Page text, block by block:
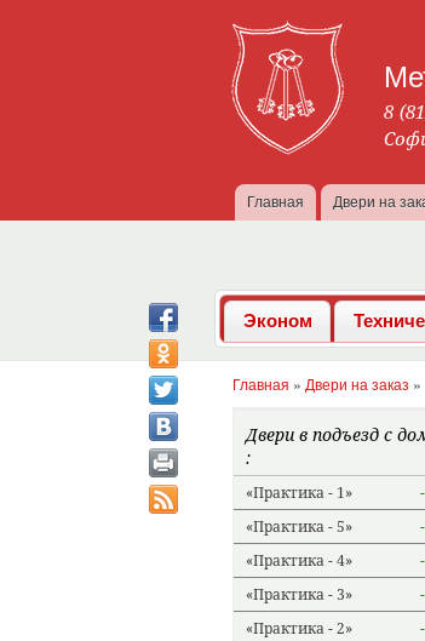
8
Главное меню
Главная Двери на
Эконом
Вы здесь
Главная » Двери на заказ »
Двери в подъезд с
Практика - 1
Практика - 5
Практика - 4
Практика - 3
Практика - 2